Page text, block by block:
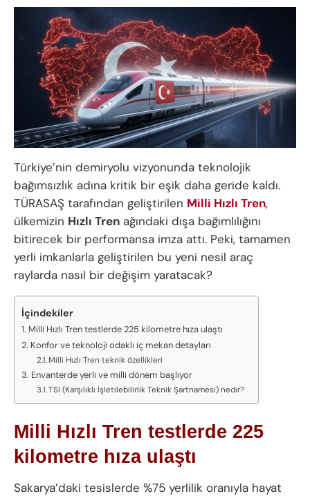
Türkiye’nin demiryolu vizyonunda teknolojik
bağımsızlık adına kritik bir eşik daha geride kaldı.
TÜRASAŞ tarafından geliştirilen Milli Hızlı Tren,
ülkemizin Hızlı Tren ağındaki dışa bağımlılığını
bitirecek bir performansa imza attı. Peki, tamamen
yerli imkanlarla geliştirilen bu yeni nesil araç
raylarda nasıl bir değişim yaratacak?
İçindekiler
Milli Hızlı Tren testlerde 225 kilometre hıza ulaştı
Konfor ve teknoloji odaklı iç mekan detayları
Milli Hızlı Tren teknik özellikleri
Envanterde yerli ve milli dönem başlıyor
TSI (Karşılıklı İşletilebilirlik Teknik Şartnamesi) nedir?
Milli Hızlı Tren testlerde 225
kilometre hıza ulaştı
Sakarya’daki tesislerde %75 yerlilik oranıyla hayat